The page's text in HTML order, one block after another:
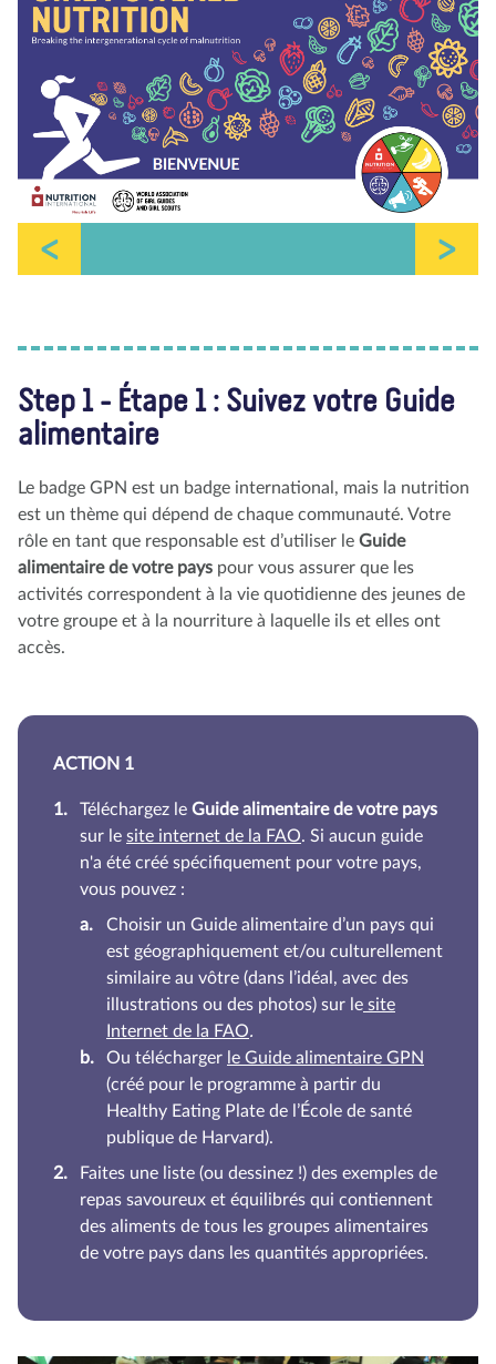
< >
Step 1 - Étape 1 : Suivez votre Guide
alimentaire
Le badge GPN est un badge international, mais la nutrition
est un thème qui dépend de chaque communauté. Votre
rôle en tant que responsable est d’utiliser le Guide
alimentaire de votre pays pour vous assurer que les
activités correspondent à la vie quotidienne des jeunes de
votre groupe et à la nourriture à laquelle ils et elles ont
accès.
ACTION 1
Téléchargez le Guide alimentaire de votre pays
sur le site internet de la FAO. Si aucun guide
n'a été créé spécifiquement pour votre pays,
vous pouvez :
Choisir un Guide alimentaire d’un pays qui
est géographiquement et/ou culturellement
similaire au vôtre (dans l’idéal, avec des
illustrations ou des photos) sur le site
Internet de la FAO.
Ou télécharger le Guide alimentaire GPN
(créé pour le programme à partir du
Healthy Eating Plate de l’École de santé
publique de Harvard).
Faites une liste (ou dessinez !) des exemples de
repas savoureux et équilibrés qui contiennent
des aliments de tous les groupes alimentaires
de votre pays dans les quantités appropriées.